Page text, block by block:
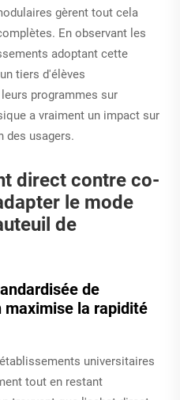
gèrent tout cela
En observant les
adoptant cette
tiers d'élèves
programmes sur
a vraiment un impact sur
des usagers.
direct contre co-
le mode
de
de
la rapidité
universitaires
tout en restant